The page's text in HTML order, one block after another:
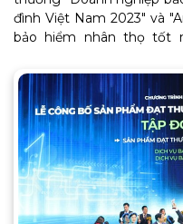
đình Việt Nam 2023" và
bảo hiểm nhân thọ tốt